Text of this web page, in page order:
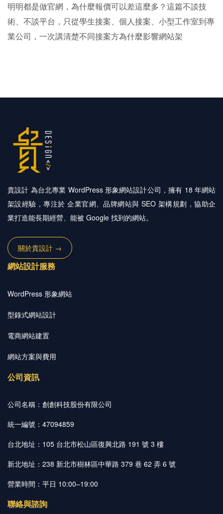
明明都是做官網，為什麼報價可以差這麼多？這篇不談技
術、不談平台，只從學生接案、個人接案、小型工作室到專
業公司，一次講清楚不同接案方為什麼影響網站架
貴設計 為台北專業 WordPress 形象網站設計公司，擁有 18 年網站
架設經驗，專注於 企業官網、品牌網站與 SEO 架構規劃，協助企
業打造能長期經營、能被 Google 找到的網站。
關於貴設計 →
網站設計服務
WordPress 形象網站
型錄式網站設計
電商網站建置
網站方案與費用
公司資訊
公司名稱：創創科技股份有限公司
統一編號：47094859
台北地址：105 台北市松山區復興北路 191 號 3 樓
新北地址：238 新北市樹林區中華路 379 巷 62 弄 6 號
營業時間：平日 10:00–19:00
聯絡與諮詢